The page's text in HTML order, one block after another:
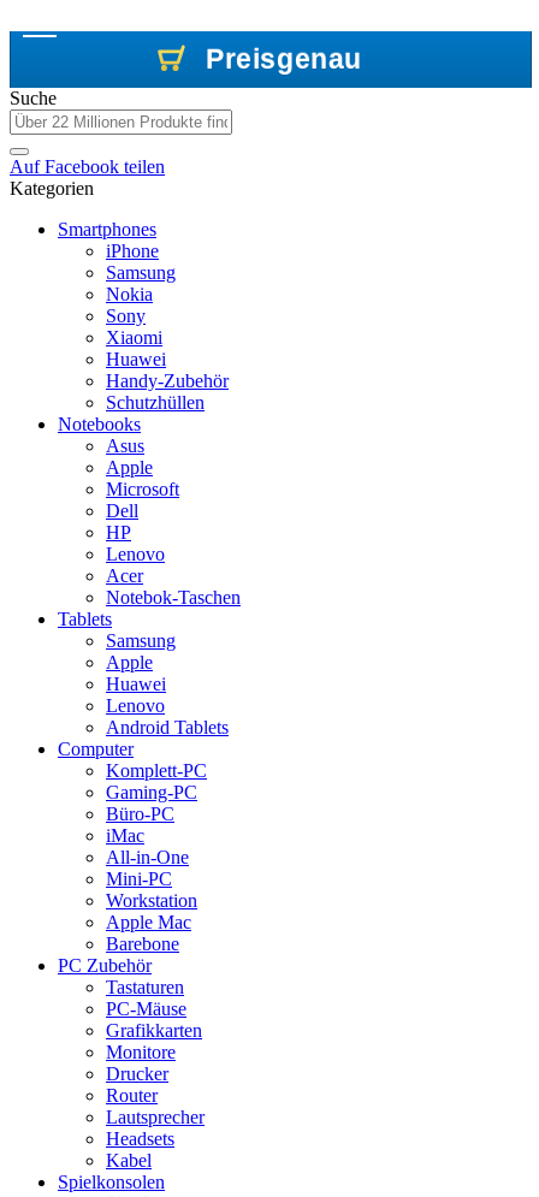
Preisgenau
Preisgenau
Preisgenau
Suche
AufFacebook teilen
Kategorien
Smartphones
iPhone
Samsung
Nokia
Sony
Xiaomi
Huawei
Handy-Zubehör
Schutzhüllen
Notebooks
Asus
Apple
Microsoft
Dell
HP
Lenovo
Acer
Notebok-Taschen
Tablets
Samsung
Apple
Huawei
Lenovo
Android Tablets
Computer
Komplett-PC
Gaming-PC
Büro-PC
iMac
All-in-One
Mini-PC
Workstation
Apple Mac
Barebone
PC Zubehör
Tastaturen
PC-Mäuse
Grafikkarten
Monitore
Drucker
Router
Lautsprecher
Headsets
Kabel
Spielkonsolen